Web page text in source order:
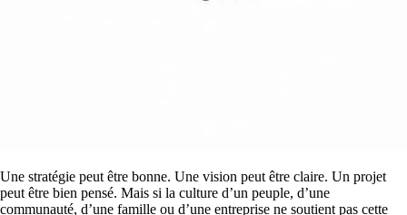
Une stratégie peut être bonne. Une vision peut être claire. Un projet
peut être bien pensé. Mais si la culture d’un peuple, d’une
communauté, d’une famille ou d’une entreprise ne soutient pas cette